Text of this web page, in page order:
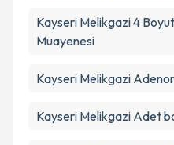
Kayseri Melikgazi 4
Muayenesi
Kayseri Melikgazi
Kayseri Melikgazi Adet